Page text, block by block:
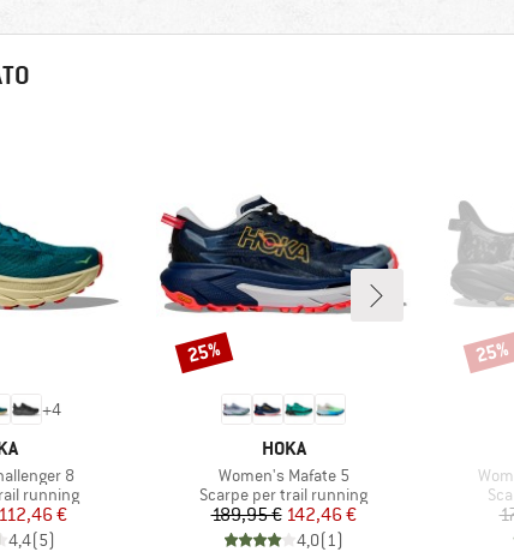
+4
8
running
ridotto
112,46 €
4,4(5)
MARCHIO
HOKA
Articolo
Women's Mafate 5
Gruppo di prodotti
Scarpe per trail running
Prezzo
189,95 €Prezzo ridotto
142,46 €
4,0(1)
Sconto
25% 25%